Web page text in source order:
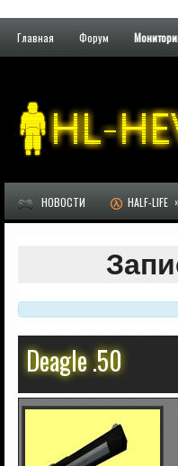
Главная Форум
НОВОСТИ HALF-LIFE
Deagle .50